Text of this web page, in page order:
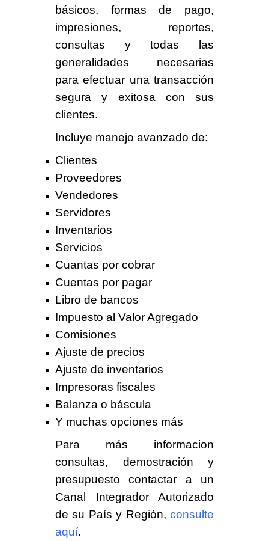
básicos, formas de pago,
impresiones, reportes,
consultas y todas las
generalidades necesarias
para efectuar una transacción
segura y exitosa con sus
clientes.
Incluye manejo avanzado de:
Clientes
Proveedores
Vendedores
Servidores
Inventarios
Servicios
Cuantas por cobrar
Cuentas por pagar
Libro de bancos
Impuesto al Valor Agregado
Comisiones
Ajuste de precios
Ajuste de inventarios
Impresoras fiscales
Balanza o báscula
Y muchas opciones más
Para más informacion
consultas, demostración y
presupuesto contactar a un
Canal Integrador Autorizado
de su País y Región,consulte
aquí.